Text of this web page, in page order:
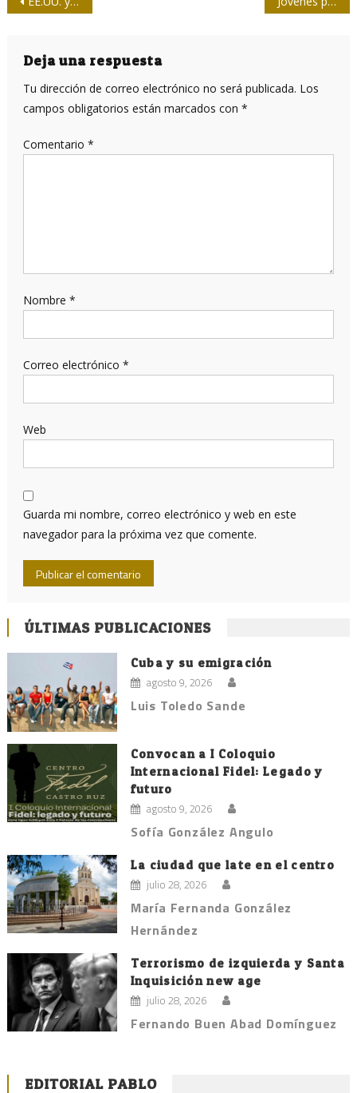
entradas
Deja una respuesta
Tu dirección de correo electrónico no será publicada. Los
campos obligatorios están marcados con *
Comentario *
Nombre *
Correo electrónico *
Web
Guarda mi nombre, correo electrónico y web en este
navegador para la próxima vez que comente.
ÚLTIMAS PUBLICACIONES
Cuba y su emigración
agosto 9, 2026
Luis Toledo Sande
Convocan a I Coloquio
Internacional Fidel: Legado y
futuro
agosto 9, 2026
Sofía González Angulo
La ciudad que late en el centro
julio 28, 2026
María Fernanda González
Hernández
Terrorismo de izquierda y Santa
Inquisición new age
julio 28, 2026
Fernando Buen Abad Domínguez
EDITORIAL PABLO